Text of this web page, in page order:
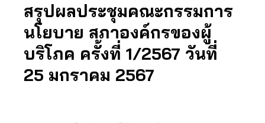
สรุปผลประชุมคณะกรรมการ
นโยบาย สภาองค์กรของผู้
บริโภค ครั้งที่ 1/2567 วันที่
25 มกราคม 2567